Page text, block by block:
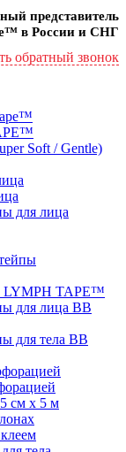
представитель
в России и СНГ
обратный звонок
Soft / Gentle)
для лица
LYMPH TAPE™
для лица BB
для тела BB
см x 5 м